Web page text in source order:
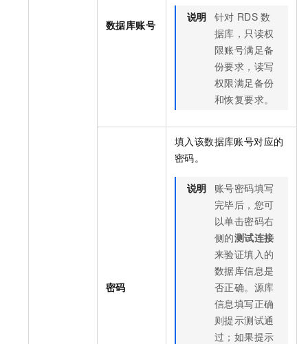
数据库账号
说明 针对 RDS 数
据库，只读权
限账号满足备
份要求，读写
权限满足备份
和恢复要求。
密码
填入该数据库账号对应的
密码。
说明
账号密码填写
完毕后，您可
以单击密码右
侧的测试连接
来验证填入的
数据库信息是
否正确。源库
信息填写正确
则提示测试通
过；如果提示